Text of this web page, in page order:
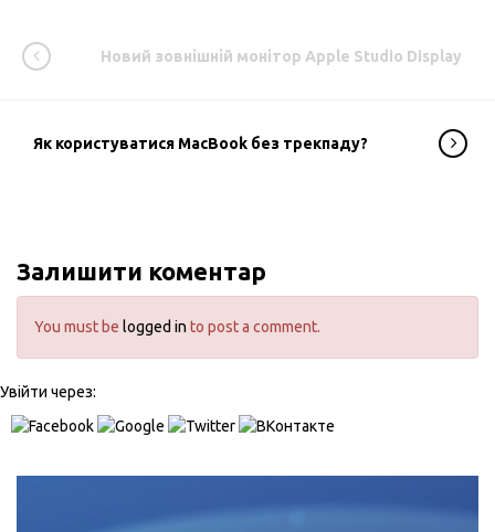
Новий зовнішній монітор Apple Studio Display
Як користуватися MacBook без трекпаду?
Залишити коментар
You must be logged in to post a comment.
Увійти через: